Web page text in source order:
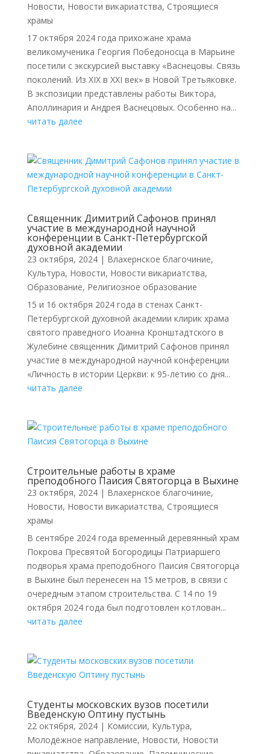
Новости, Новости викариатства, Строящиеся
храмы
17 октября 2024 года прихожане храма
великомученика Георгия Победоносца в Марьине
посетили с экскурсией выставку «Васнецовы. Связь
поколений. Из XIX в XXI век» в Новой Третьяковке.
В экспозиции представлены работы Виктора,
Аполлинария и Андрея Васнецовых. Особенно на...
читать далее
Священник Димитрий Сафонов принял
участие в международной научной
конференции в Санкт-Петербургской
духовной академии
23 октября, 2024| Влахернское благочиние,
Культура, Новости, Новости викариатства,
Образование, Религиозное образование
15 и 16 октября 2024 года в стенах Санкт-
Петербургской духовной академии клирик храма
святого праведного Иоанна Кронштадтского в
Жулебине священник Димитрий Сафонов принял
участие в международной научной конференции
«Личность в истории Церкви: к 95-летию со дня...
читать далее
Строительные работы в храме
преподобного Паисия Святогорца в Выхине
23 октября, 2024| Влахернское благочиние,
Новости, Новости викариатства, Строящиеся
храмы
В сентябре 2024 года временный деревянный храм
Покрова Пресвятой Богородицы Патриаршего
подворья храма преподобного Паисия Святогорца
в Выхине был перенесен на 15 метров, в связи с
очередным этапом строительства. С 14 по 19
октября 2024 года был подготовлен котлован...
читать далее
Cтуденты московских вузов посетили
Введенскую Оптину пустынь
22 октября, 2024| Комиссии, Культура,
Молодёжное направление, Новости, Новости